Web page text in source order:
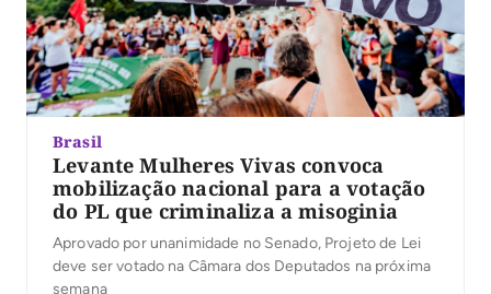
Brasil
Levante Mulheres Vivas convoca
mobilização nacional para a votação
do PL que criminaliza a misoginia
Aprovado por unanimidade no Senado, Projeto de Lei
deve ser votado na Câmara dos Deputados na próxima
semana